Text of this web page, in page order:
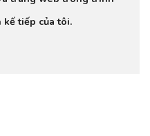
tiếp của tôi.